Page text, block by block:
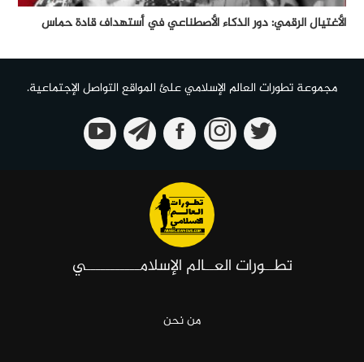
الأغتيال الرقمي: دور الذكاء الأصطناعي في أستهداف قادة حماس
مجموعة تطورات العالم الإسلامي علئ المواقع التواصل الإجتماعية.
تطــورات العــالم الإسلامـــــــــــي
من نحن